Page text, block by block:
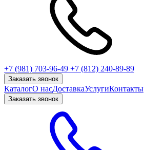
+7 (981) 703-96-49 +7 (812) 240-89-89
Заказать звонок
КаталогО насДоставкаУслугиКонтакты
Заказать звонок